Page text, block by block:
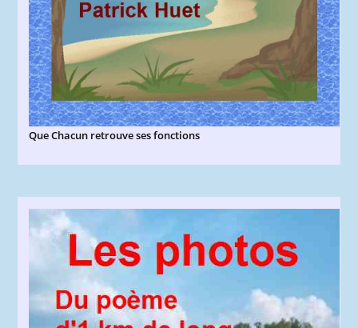
Que Chacun retrouve ses fonctions